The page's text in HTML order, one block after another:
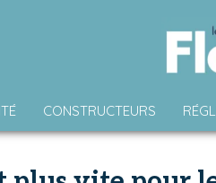
CONSTRUCTEURS